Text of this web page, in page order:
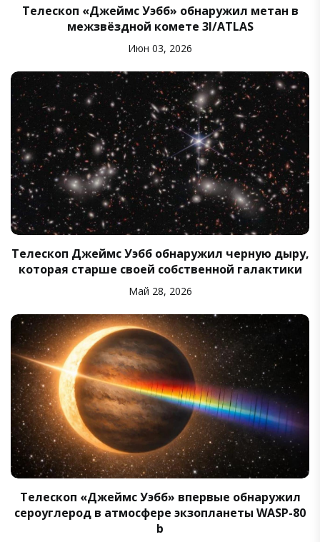
Телескоп «Джеймс Уэбб» обнаружил метан в
межзвёздной комете 3I/ATLAS
Июн 03, 2026
Телескоп Джеймс Уэбб обнаружил черную дыру,
которая старше своей собственной галактики
Май 28, 2026
Телескоп «Джеймс Уэбб» впервые обнаружил
сероуглерод в атмосфере экзопланеты WASP-80
b